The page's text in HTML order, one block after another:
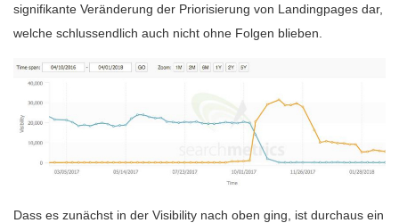
signifikante Veränderung der Priorisierung von Landingpages dar,
welche schlussendlich auch nicht ohne Folgen blieben.
Dass es zunächst in der Visibility nach oben ging, ist durchaus ein